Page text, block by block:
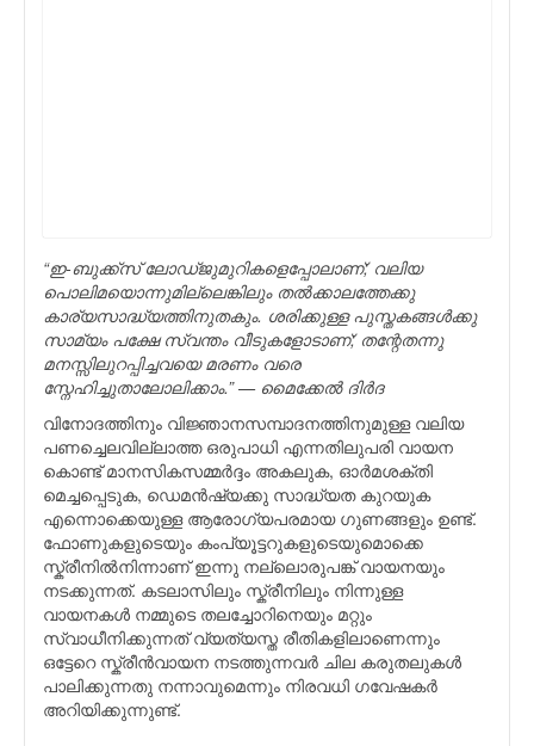
“ഇ-ബുക്ക്സ് ലോഡ്ജുമുറികളെപ്പോലാണ്; വലിയ
പൊലിമയൊന്നുമില്ലെങ്കിലും തല്‍ക്കാലത്തേക്കു
കാര്യസാദ്ധ്യത്തിനുതകും. ശരിക്കുള്ള പുസ്തകങ്ങള്‍ക്കു
സാമ്യം പക്ഷേ സ്വന്തം വീടുകളോടാണ്; തന്റേതന്നു
മനസ്സിലുറപ്പിച്ചവയെ മരണം വരെ
സ്നേഹിച്ചുതാലോലിക്കാം.” — മൈക്കേല്‍ ദിര്‍ദ
വിനോദത്തിനും വിജ്ഞാനസമ്പാദനത്തിനുമുള്ള വലിയ
പണച്ചെലവില്ലാത്ത ഒരുപാധി എന്നതിലുപരി വായന
കൊണ്ട് മാനസികസമ്മര്‍ദ്ദം അകലുക, ഓര്‍മശക്തി
മെച്ചപ്പെടുക, ഡെമന്‍ഷ്യക്കു സാദ്ധ്യത കുറയുക
എന്നൊക്കെയുള്ള ആരോഗ്യപരമായ ഗുണങ്ങളും ഉണ്ട്.
ഫോണുകളുടെയും കംപ്യൂട്ടറുകളുടെയുമൊക്കെ
സ്ക്രീനില്‍നിന്നാണ് ഇന്നു നല്ലൊരുപങ്ക് വായനയും
നടക്കുന്നത്. കടലാസിലും സ്ക്രീനിലും നിന്നുള്ള
വായനകള്‍ നമ്മുടെ തലച്ചോറിനെയും മറ്റും
സ്വാധീനിക്കുന്നത് വ്യത്യസ്ത രീതികളിലാണെന്നും
ഒട്ടേറെ സ്ക്രീന്‍വായന നടത്തുന്നവര്‍ ചില കരുതലുകള്‍
പാലിക്കുന്നതു നന്നാവുമെന്നും നിരവധി ഗവേഷകര്‍
അറിയിക്കുന്നുണ്ട്.